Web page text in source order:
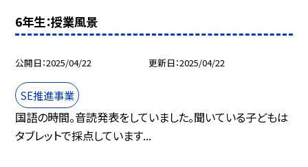
6年生：授業風景
公開日 2025/04/22 更新日 2025/04/22
SE推進事業
国語の時間。音読発表をしていました。聞いている子どもは
タブレットで採点しています...